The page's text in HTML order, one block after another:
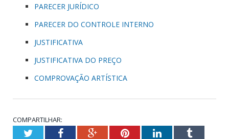
PARECER JURÍDICO
PARECER DO CONTROLE INTERNO
JUSTIFICATIVA
JUSTIFICATIVA DO PREÇO
COMPROVAÇÃO ARTÍSTICA
COMPARTILHAR:
TwitterFacebookGoogle+PinterestLinkedInTumblr